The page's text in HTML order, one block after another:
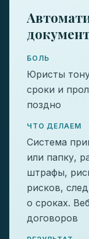
БОЛЬ
Юристы
сроки и
поздно
ЧТО ДЕЛАЕМ
Система
или папку,
штрафы,
рисков,
о сроках.
договоров